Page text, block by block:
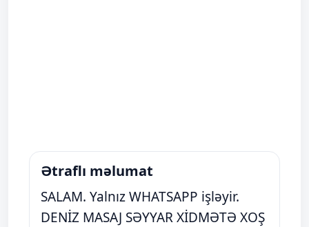
Ətraflı məlumat
SALAM. Yalnız WHATSAPP işləyir.
DENİZ MASAJ SƏYYAR XİDMƏTƏ XOŞ